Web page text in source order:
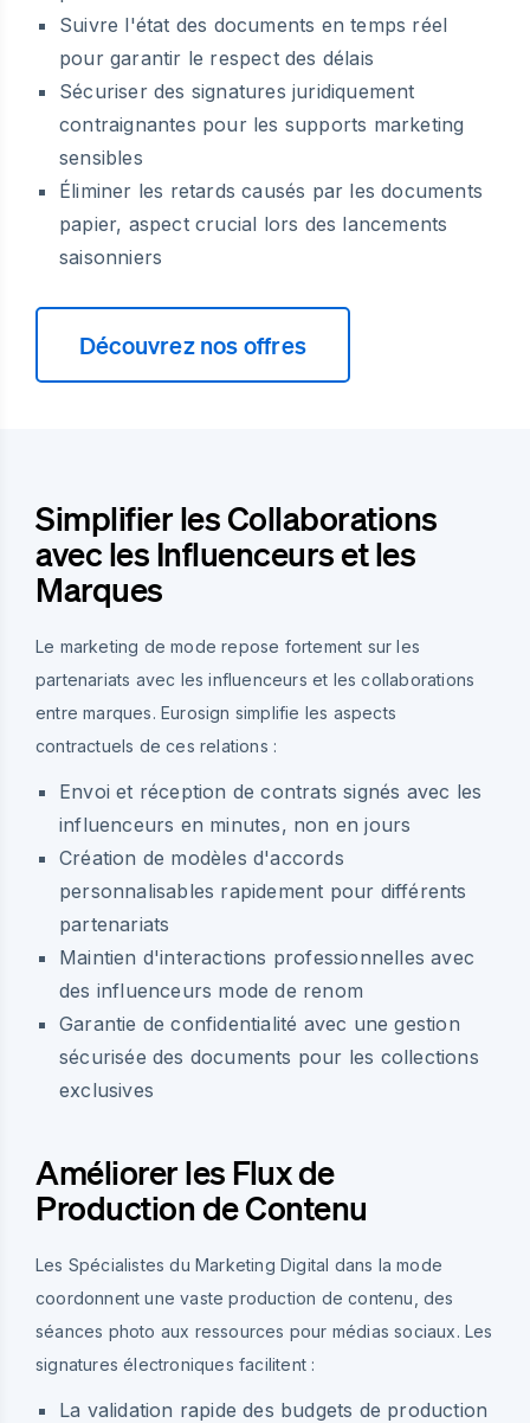
Suivre l'état des documents en temps réel
pour garantir le respect des délais
Sécuriser des signatures juridiquement
contraignantes pour les supports marketing
sensibles
Éliminer les retards causés par les documents
papier, aspect crucial lors des lancements
saisonniers
Découvrez nos offres
Simplifier les Collaborations
avec les Influenceurs et les
Marques
Le marketing de mode repose fortement sur les
partenariats avec les influenceurs et les collaborations
entre marques. Eurosign simplifie les aspects
contractuels de ces relations :
Envoi et réception de contrats signés avec les
influenceurs en minutes, non en jours
Création de modèles d'accords
personnalisables rapidement pour différents
partenariats
Maintien d'interactions professionnelles avec
des influenceurs mode de renom
Garantie de confidentialité avec une gestion
sécurisée des documents pour les collections
exclusives
Améliorer les Flux de
Production de Contenu
Les Spécialistes du Marketing Digital dans la mode
coordonnent une vaste production de contenu, des
séances photo aux ressources pour médias sociaux. Les
signatures électroniques facilitent :
La validation rapide des budgets de production